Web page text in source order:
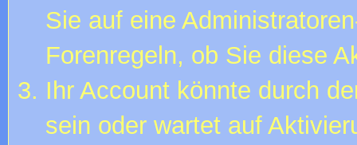
Sie auf eine
Forenregeln, ob Sie diese
Ihr Account könnte durch
sein oder wartet auf